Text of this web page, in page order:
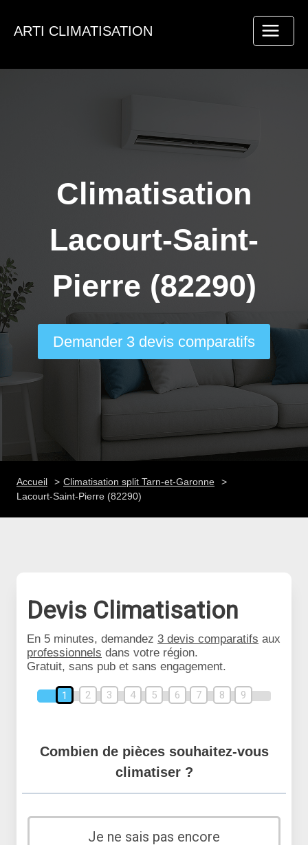
ARTI CLIMATISATION
Climatisation
Lacourt-Saint-
Pierre (82290)
Demander 3 devis comparatifs
Accueil
Climatisation split Tarn-et-Garonne
Lacourt-Saint-Pierre (82290)
Devis Climatisation
En 5 minutes, demandez 3 devis comparatifs aux
professionnels dans votre région.
Gratuit, sans pub et sans engagement.
1 2 3 4 5 6 7 8 9
Combien de pièces souhaitez-vous
climatiser ?
Je ne sais pas encore